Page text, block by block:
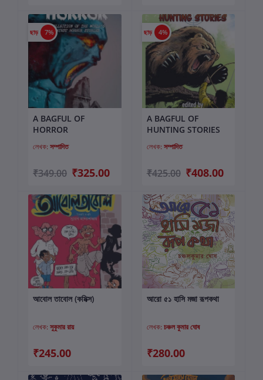
ছাড় 7%
কার্টে যোগ করুন
A BAGFUL OF
HORROR
লেখক: সম্পাদিত
₹349.00 ₹325.00
ছাড় 4%
কার্টে যোগ করুন
A BAGFUL OF
HUNTING STORIES
লেখক: সম্পাদিত
₹425.00 ₹408.00
কার্টে যোগ করুন
আবোল তাবোল (কমিক্স)
লেখক: সুকুমার রায়
₹245.00
কার্টে যোগ করুন
আরো ৫১ হাসি মজা রূপকথা
লেখক: চঞ্চল কুমার ঘোষ
₹280.00